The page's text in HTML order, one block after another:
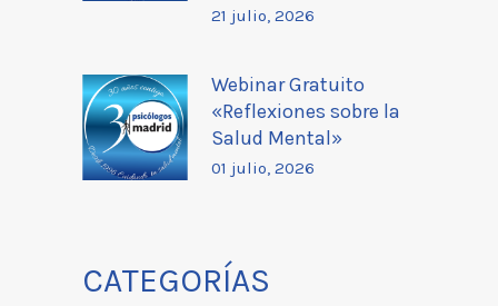
21 julio, 2026
Webinar Gratuito
«Reflexiones sobre la
Salud Mental»
01 julio, 2026
CATEGORÍAS